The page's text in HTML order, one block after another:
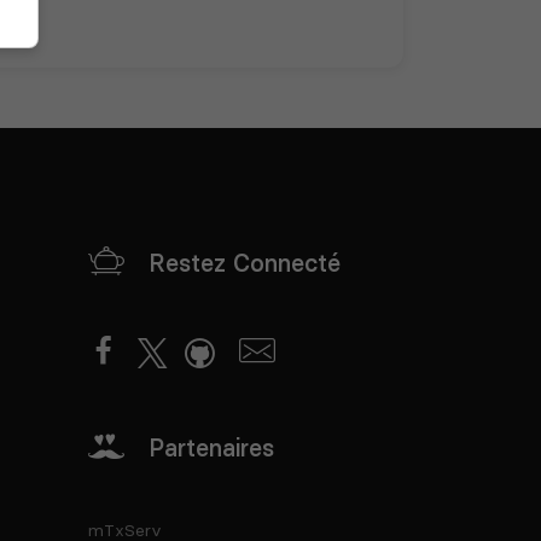
Restez Connecté
Partenaires
mTxServ